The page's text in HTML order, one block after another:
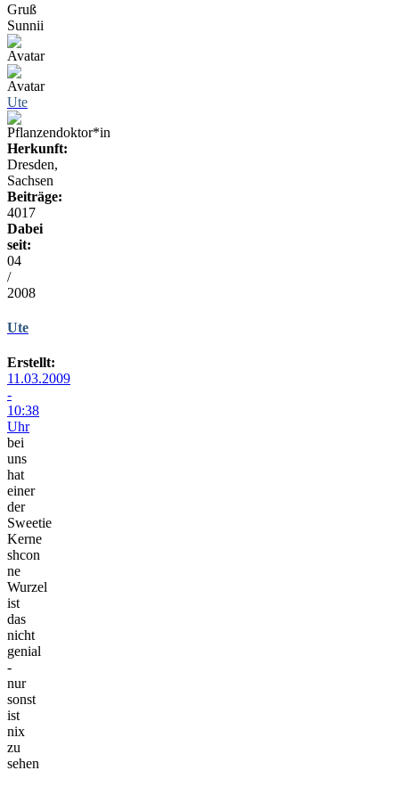
Gruß
Sunnii
Ute
Herkunft:
Dresden,
Sachsen
Beiträge:
4017
Dabei
seit:
04
/
2008
Ute
Erstellt:
11.03.2009
-
10:38
Uhr
bei
uns
hat
einer
der
Sweetie
Kerne
shcon
ne
Wurzel
ist
das
nicht
genial
-
nur
sonst
ist
nix
zu
sehen